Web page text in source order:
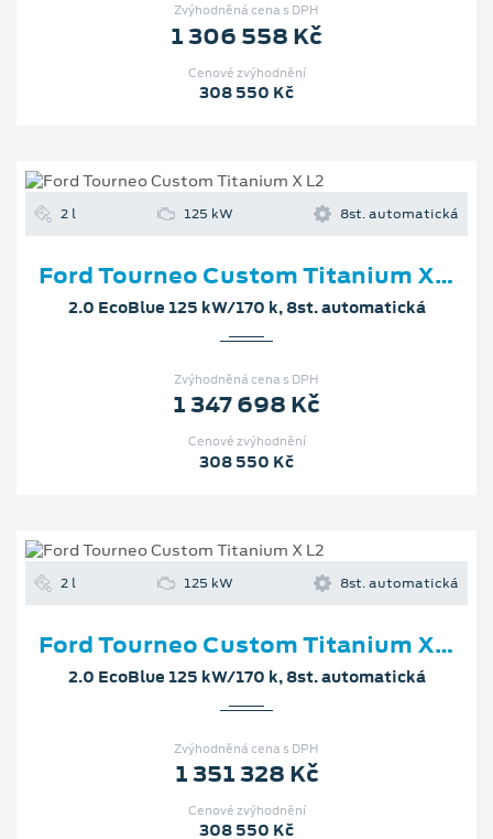
Zvýhodněná cena s DPH
1 306 558 Kč
Cenové zvýhodnění
308 550 Kč
2 l 125 kW 8st. automatická
Ford Tourneo Custom Titanium X L2
2.0 EcoBlue 125 kW/170 k, 8st. automatická
Zvýhodněná cena s DPH
1 347 698 Kč
Cenové zvýhodnění
308 550 Kč
2 l 125 kW 8st. automatická
Ford Tourneo Custom Titanium X L2
2.0 EcoBlue 125 kW/170 k, 8st. automatická
Zvýhodněná cena s DPH
1 351 328 Kč
Cenové zvýhodnění
308 550 Kč